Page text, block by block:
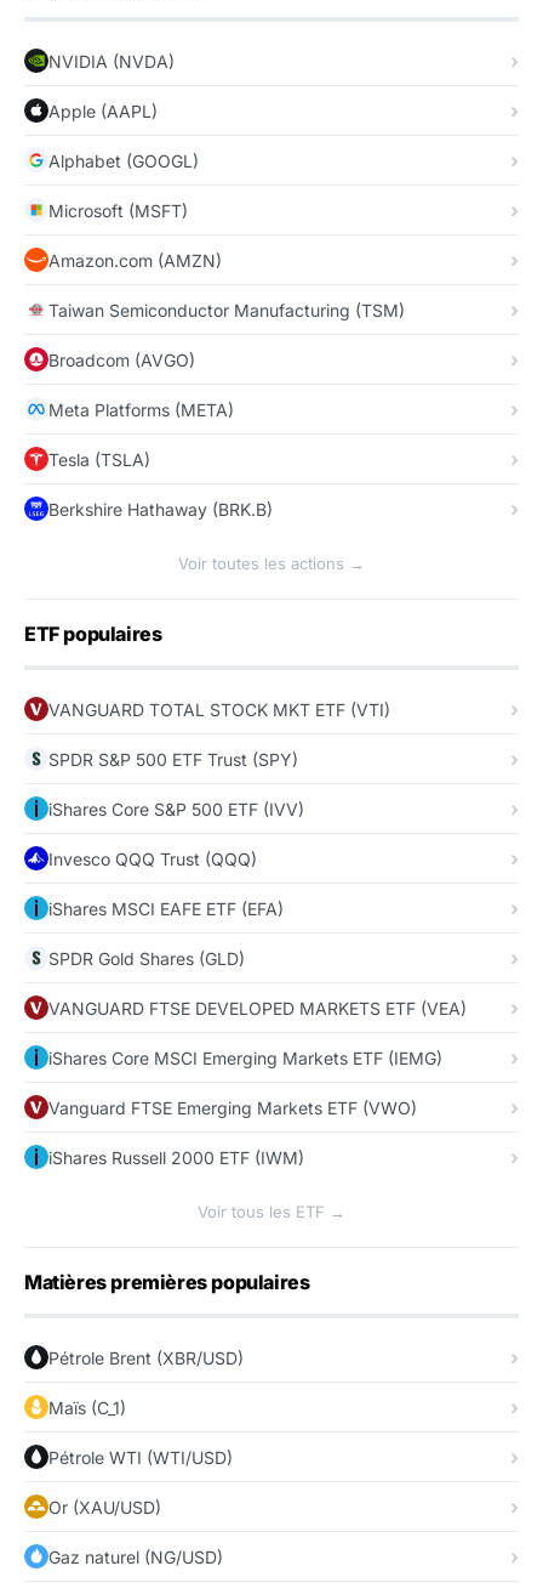
NVIDIA (NVDA)
Apple (AAPL)
Alphabet (GOOGL)
Microsoft (MSFT)
Amazon.com (AMZN)
Taiwan Semiconductor Manufacturing (TSM)
Broadcom (AVGO)
Meta Platforms (META)
Tesla (TSLA)
Berkshire Hathaway (BRK.B)
Voir toutes les actions →
ETF populaires
VANGUARD TOTAL STOCK MKT ETF (VTI)
SPDR S&P 500 ETF Trust (SPY)
iShares Core S&P 500 ETF (IVV)
Invesco QQQ Trust (QQQ)
iShares MSCI EAFE ETF (EFA)
SPDR Gold Shares (GLD)
VANGUARD FTSE DEVELOPED MARKETS ETF (VEA)
iShares Core MSCI Emerging Markets ETF (IEMG)
Vanguard FTSE Emerging Markets ETF (VWO)
iShares Russell 2000 ETF (IWM)
Voir tous les ETF →
Matières premières populaires
Pétrole Brent (XBR/USD)
Maïs (C_1)
Pétrole WTI (WTI/USD)
Or (XAU/USD)
Gaz naturel (NG/USD)